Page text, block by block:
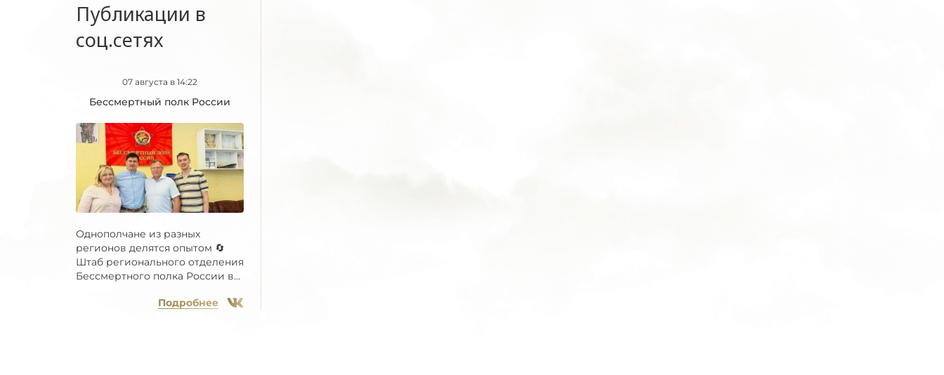
Публикации в
соц.сетях
07 августа в 14:22
Бессмертный полк России
Однополчане из разных
регионов делятся опытом 🔄
Штаб регионального отделения
Бессмертного полка России в...
Подробнее